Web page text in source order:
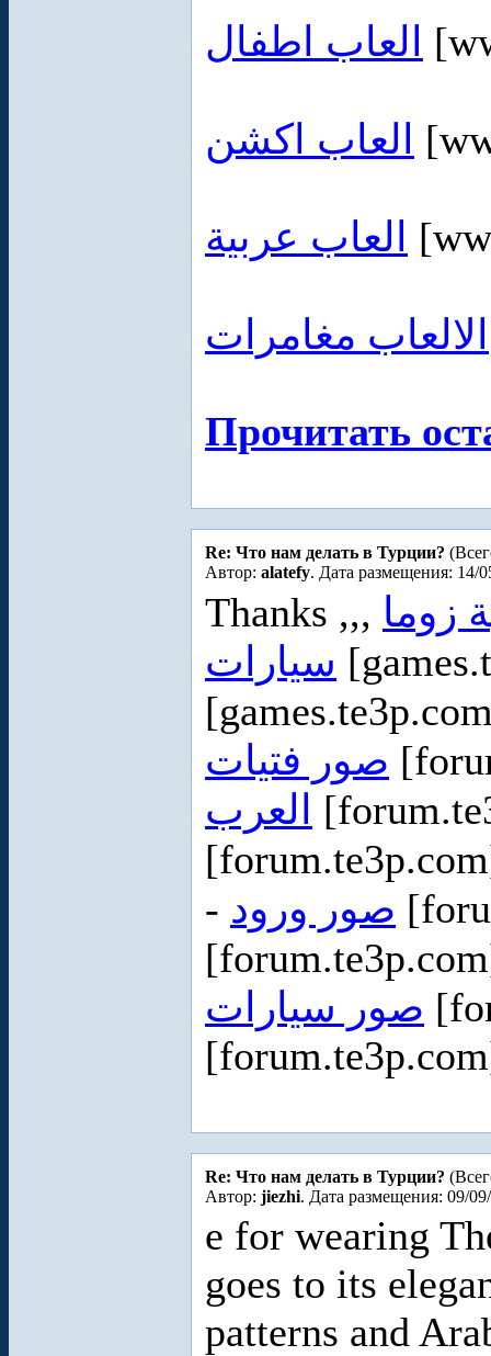
العاب اطفال
العاب اكشن
العاب عربية
الالعاب مغامرات
Прочитать
Re: Что нам делать в Турции?
Автор: alatefy. Дата размещения: 14/
Thanks ,,, زوما
سيارات
صور فتيات
العرب
- صور ورود
صور سيارات
Re: Что нам делать в Турции?
Автор: jiezhi. Дата размещения: 09/
e for wearing
goes to its
patterns and